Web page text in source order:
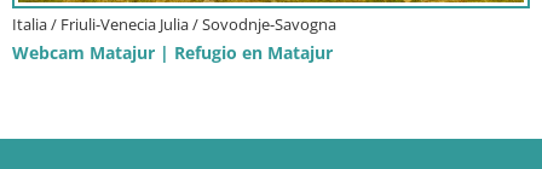
Italia / Friuli-Venecia Julia / Sovodnje-Savogna
Webcam Matajur | Refugio en Matajur